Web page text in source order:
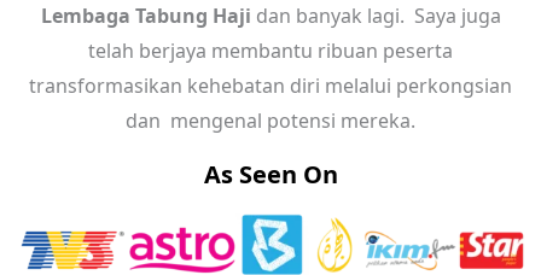
Lembaga Tabung Haji dan banyak lagi. Saya juga
telah berjaya membantu ribuan peserta
transformasikan kehebatan diri melalui perkongsian
dan mengenal potensi mereka.
As Seen On